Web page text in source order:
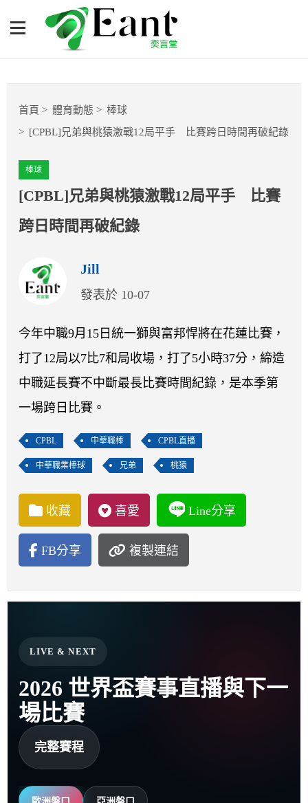
[CPBL]兄弟與桃猿激戰12局
平手 比賽跨日時間再破紀
籃球
球隊數據
運彩報報
明星分析師
首頁 體育動態 棒球
[CPBL]兄弟與桃猿激戰12局平手 比賽跨日時間再破紀錄
棒球
[CPBL]兄弟與桃猿激戰12局平手 比賽
跨日時間再破紀錄
Jill
發表於 10-07
今年中職9月15日統一獅與富邦悍將在花蓮比賽，
打了12局以7比7和局收場，打了5小時37分，締造
中職延長賽不中斷最長比賽時間紀錄，是本季第
一場跨日比賽。
CPBL 中華職棒 CPBL直播
中華職業棒球 兄弟 桃猿
收藏 喜愛 Line分享
FB分享 複製連結
LIVE & NEXT
2026 世界盃賽事直播與下一
場比賽
完整賽程
歐洲盤口 亞洲盤口